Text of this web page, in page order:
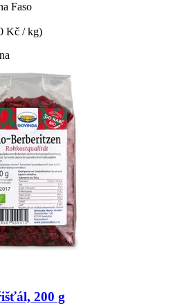
Faso
Kč / kg)
200 g